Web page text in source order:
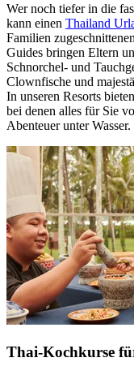
Wer noch tiefer in die
kann einen Thailand
Familien
Guides bringen Eltern
Schnorchel- und
Clownfische und
In unseren Resorts
bei denen alles für Sie
Abenteuer unter Wasser.
Thai-Kochkurse